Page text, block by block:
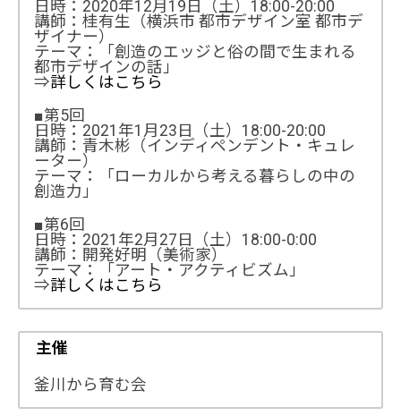
日時：2020年12月19日（土）18:00-20:00
講師：桂有生（横浜市 都市デザイン室 都市デ
ザイナー）
テーマ：「創造のエッジと俗の間で生まれる
都市デザインの話」
⇒詳しくはこちら
■第5回
日時：2021年1月23日（土）18:00-20:00
講師：青木彬（インディペンデント・キュレ
ーター）
テーマ：「ローカルから考える暮らしの中の
創造力」
■第6回
日時：2021年2月27日（土）18:00-0:00
講師：開発好明（美術家）
テーマ：「アート・アクティビズム」
⇒詳しくはこちら
主催
釜川から育む会